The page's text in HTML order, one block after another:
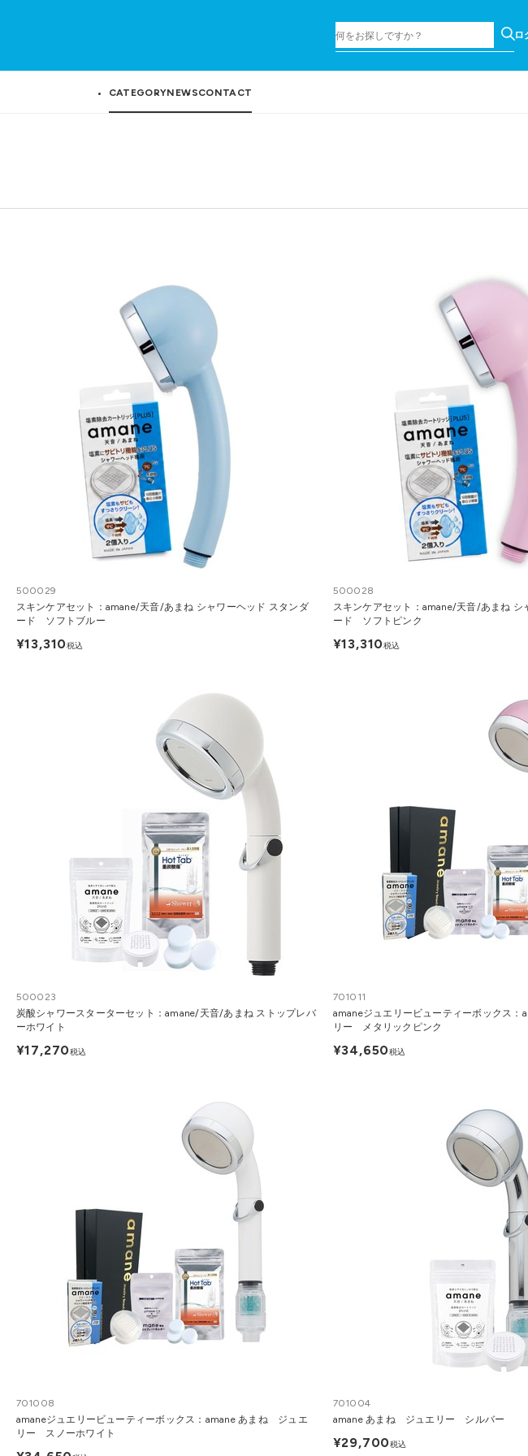
ロ
CATEGORYNEWSCONTACT
500029
スキンケアセット：amane/天音/あまね シャワーヘッド スタンダ
ード ソフトブルー
¥13,310税込
500028
スキンケアセット：amane/天音/あまね シ
ード ソフトピンク
¥13,310税込
500023
炭酸シャワースターターセット：amane/天音/あまね ストップレバ
ーホワイト
¥17,270税込
701011
amaneジュエリービューティーボックス
リー メタリックピンク
¥34,650税込
701008
amaneジュエリービューティーボックス：amane あまね ジュエ
リー スノーホワイト
701004
amane あまね ジュエリー シルバー
¥29,700税込